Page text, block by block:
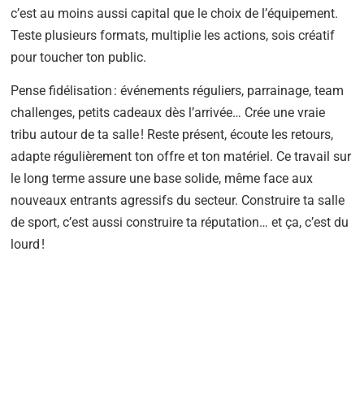
c’est au moins aussi capital que le choix de l’équipement.
Teste plusieurs formats, multiplie les actions, sois créatif
pour toucher ton public.
Pense fidélisation : événements réguliers, parrainage, team
challenges, petits cadeaux dès l’arrivée… Crée une vraie
tribu autour de ta salle ! Reste présent, écoute les retours,
adapte régulièrement ton offre et ton matériel. Ce travail sur
le long terme assure une base solide, même face aux
nouveaux entrants agressifs du secteur. Construire ta salle
de sport, c’est aussi construire ta réputation… et ça, c’est du
lourd !